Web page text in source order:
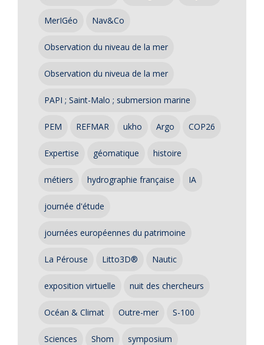
MerIGéo Nav&Co
Observation du niveau de la mer
Observation du niveua de la mer
PAPI ; Saint-Malo ; submersion marine
PEM REFMAR ukho Argo COP26
Expertise géomatique histoire
métiers hydrographie française IA
journée d'étude
journées européennes du patrimoine
La Pérouse Litto3D® Nautic
exposition virtuelle nuit des chercheurs
Océan & Climat Outre-mer S-100
Sciences Shom symposium